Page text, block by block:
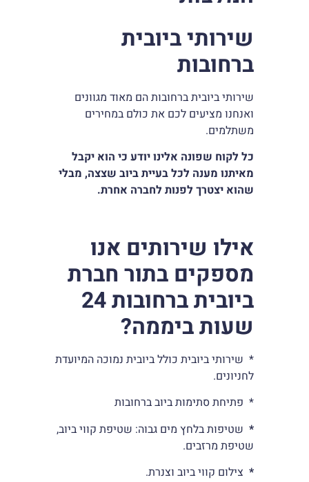
שירותי ביובית
ברחובות
שירותי ביובית ברחובות הם מאוד מגוונים
ואנחנו מציעים לכם את כולם במחירים
משתלמים.
כל לקוח שפונה אלינו יודע כי הוא יקבל
מאיתנו מענה לכל בעיית ביוב שצצה, מבלי
שהוא יצטרך לפנות לחברה אחרת.
אילו שירותים אנו
מספקים בתור חברת
ביובית ברחובות 24
שעות ביממה?
* שירותי ביובית כולל ביובית נמוכה המיועדת
לחניונים.
* פתיחת סתימות ביוב ברחובות
* שטיפות בלחץ מים גבוה: שטיפת קווי ביוב,
שטיפת מרזבים.
* צילום קווי ביוב וצנרת.